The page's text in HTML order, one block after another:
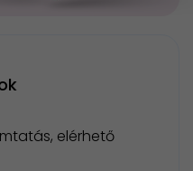
elérhető